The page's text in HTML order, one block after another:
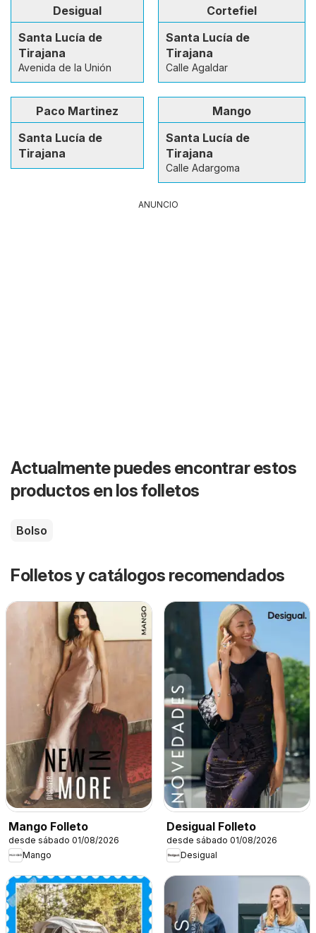
Desigual
Santa Lucía de
Tirajana
Avenida de la Unión
Cortefiel
Santa Lucía de
Tirajana
Calle Agaldar
Paco Martinez
Santa Lucía de
Tirajana
Mango
Santa Lucía de
Tirajana
Calle Adargoma
ANUNCIO
Actualmente puedes encontrar estos
productos en los folletos
Bolso
Folletos y catálogos recomendados
Mango Folleto
desde sábado 01/08/2026
Mango
Desigual Folleto
desde sábado 01/08/2026
Desigual